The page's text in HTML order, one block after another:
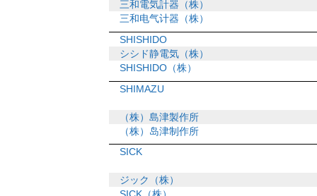
三和電気計器（株）
三和电气计器（株）
SHISHIDO
シシド静電気（株）
SHISHIDO（株）
SHIMAZU
（株）島津製作所
（株）岛津制作所
SICK
ジック（株）